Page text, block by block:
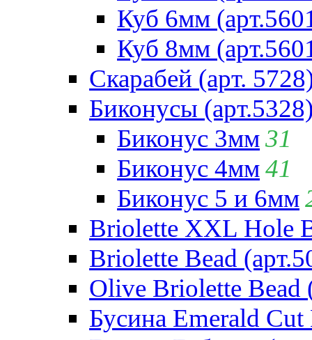
Куб 6мм
Куб 8мм
Скарабей (арт.
Биконусы
Биконус 3мм31
Биконус 4мм41
Биконус 5 и 6мм
Briolette XXL Hole
Briolette Bead
Olive Briolette Bead
Бусина Emerald Cut